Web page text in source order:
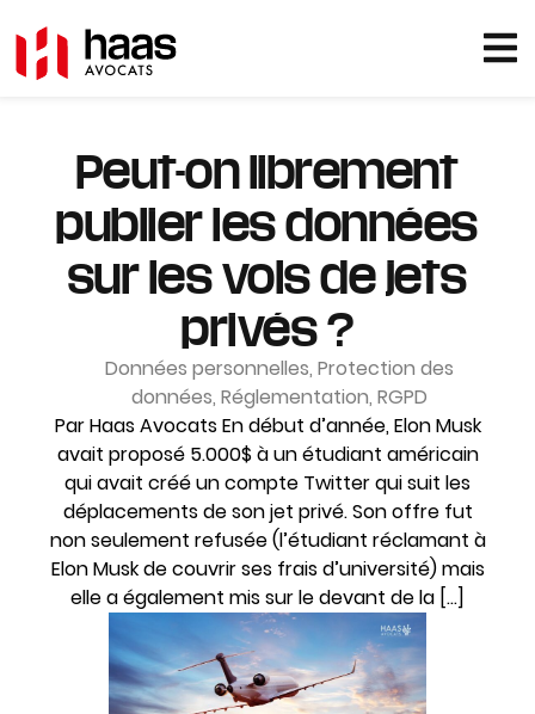
Peut-on librement
publier les données
sur les vols de jets
privés ?
Données personnelles, Protection des
données, Réglementation, RGPD
Par Haas Avocats En début d’année, Elon Musk
avait proposé 5.000$ à un étudiant américain
qui avait créé un compte Twitter qui suit les
déplacements de son jet privé. Son offre fut
non seulement refusée (l’étudiant réclamant à
Elon Musk de couvrir ses frais d’université) mais
elle a également mis sur le devant de la […]